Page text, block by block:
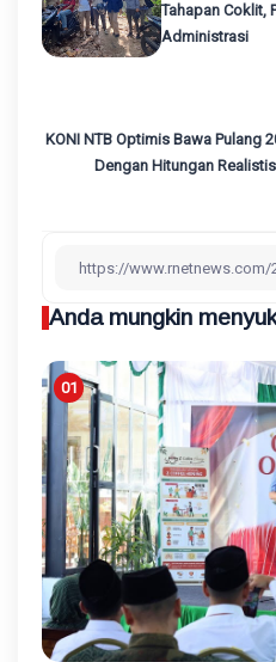
KONI NTB Optimis Bawa Pulang
Dengan Hitungan Realistis
Tahapan Coklit,
Administrasi
Anda mungkin